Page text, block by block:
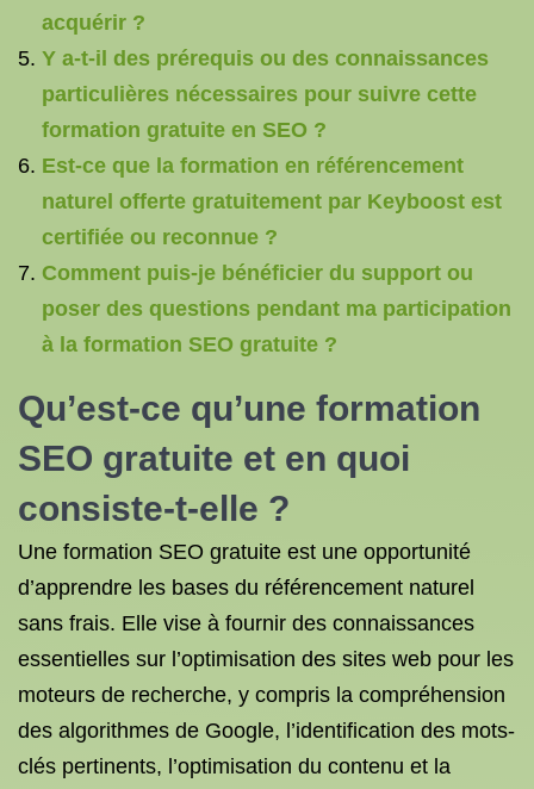
acquérir ?
Y a-t-il des prérequis ou des connaissances
particulières nécessaires pour suivre cette
formation gratuite en SEO ?
Est-ce que la formation en référencement
naturel offerte gratuitement par Keyboost est
certifiée ou reconnue ?
Comment puis-je bénéficier du support ou
poser des questions pendant ma participation
à la formation SEO gratuite ?
Qu’est-ce qu’une formation
SEO gratuite et en quoi
consiste-t-elle ?
Une formation SEO gratuite est une opportunité
d’apprendre les bases du référencement naturel
sans frais. Elle vise à fournir des connaissances
essentielles sur l’optimisation des sites web pour les
moteurs de recherche, y compris la compréhension
des algorithmes de Google, l’identification des mots-
clés pertinents, l’optimisation du contenu et la